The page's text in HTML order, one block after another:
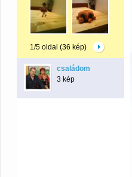
1/5 oldal (36 kép)
családom
3 kép